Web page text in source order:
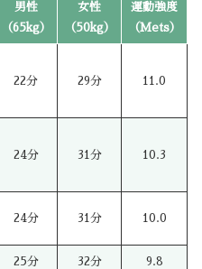
男性
（65kg）
女性
（50kg）
運動強度
（Mets）
22分 29分 11.0
24分 31分 10.3
24分 31分 10.0
25分 32分 9.8